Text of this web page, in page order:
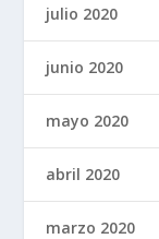
julio 2020
junio 2020
mayo 2020
abril 2020
marzo 2020